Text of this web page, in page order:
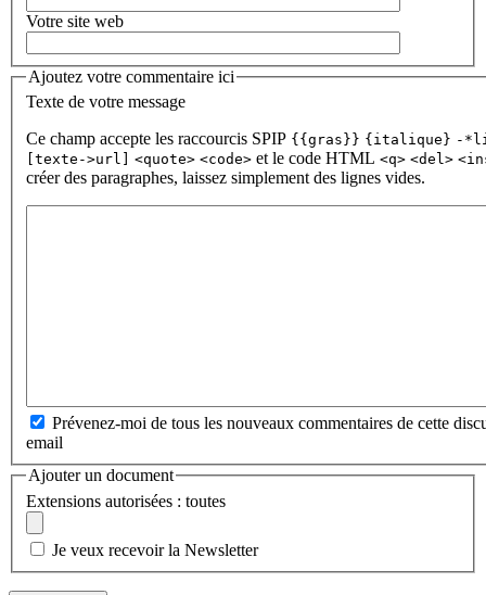
Votre site web
Ajoutez votre commentaire ici
Texte de votre message
Ce champ accepte les raccourcis SPIP {{gras}} {italique} -
[texte->url]
<quote> <code> et le code HTML <q> <del>
créer des paragraphes, laissez simplement des lignes vides.
Prévenez-moi de tous les nouveaux commentaires de cette
email
Ajouter un document
Extensions autorisées : toutes
Je veux recevoir la Newsletter